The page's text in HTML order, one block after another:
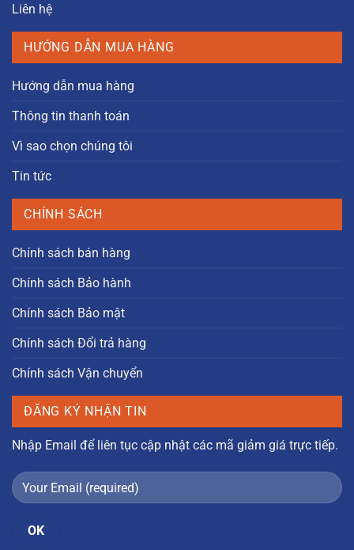
Liên hệ
HƯỚNG DẪN MUA HÀNG
Hướng dẫn mua hàng
Thông tin thanh toán
Vì sao chọn chúng tôi
Tin tức
CHÍNH SÁCH
Chính sách bán hàng
Chính sách Bảo hành
Chính sách Bảo mật
Chính sách Đổi trả hàng
Chính sách Vận chuyển
ĐĂNG KÝ NHẬN TIN
Nhập Email để liên tục cập nhật các mã giảm giá trực tiếp.